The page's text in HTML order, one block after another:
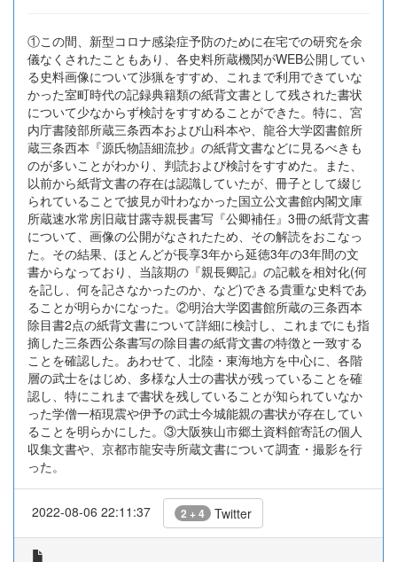
①この間、新型コロナ感染症予防のために在宅での研究を余
儀なくされたこともあり、各史料所蔵機関がWEB公開してい
る史料画像について渉猟をすすめ、これまで利用できていな
かった室町時代の記録典籍類の紙背文書として残された書状
について少なからず検討をすすめることができた。特に、宮
内庁書陵部所蔵三条西本および山科本や、龍谷大学図書館所
蔵三条西本『源氏物語細流抄』の紙背文書などに見るべきも
のが多いことがわかり、判読および検討をすすめた。また、
以前から紙背文書の存在は認識していたが、冊子として綴じ
られていることで披見が叶わなかった国立公文書館内閣文庫
所蔵速水常房旧蔵甘露寺親長書写『公卿補任』3冊の紙背文書
について、画像の公開がなされたため、その解読をおこなっ
た。その結果、ほとんどが長享3年から延徳3年の3年間の文
書からなっており、当該期の『親長卿記』の記載を相対化(何
を記し、何を記さなかったのか、など)できる貴重な史料であ
ることが明らかになった。②明治大学図書館所蔵の三条西本
除目書2点の紙背文書について詳細に検討し、これまでにも指
摘した三条西公条書写の除目書の紙背文書の特徴と一致する
ことを確認した。あわせて、北陸・東海地方を中心に、各階
層の武士をはじめ、多様な人士の書状が残っていることを確
認し、特にこれまで書状を残していることが知られていなか
った学僧一栢現震や伊予の武士今城能親の書状が存在してい
ることを明らかにした。③大阪狭山市郷土資料館寄託の個人
収集文書や、京都市龍安寺所蔵文書について調査・撮影を行
った。
2022-08-06 22:11:37 2 + 4 Twitter